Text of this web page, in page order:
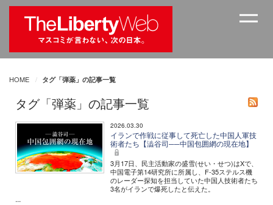
HOME タグ「弾薬」の記事一覧
タグ「弾薬」の記事一覧
2026.03.30
イランで作戦に従事して死亡した中国人軍技
術者たち【澁谷司──中国包囲網の現在地】
3月17日、民主活動家の盛雪(せい・せつ)はXで、
中国電子第14研究所に所属し、F-35ステルス機
のレーダー探知を担当していた中国人技術者たち
3名がイランで爆死したと伝えた。
...